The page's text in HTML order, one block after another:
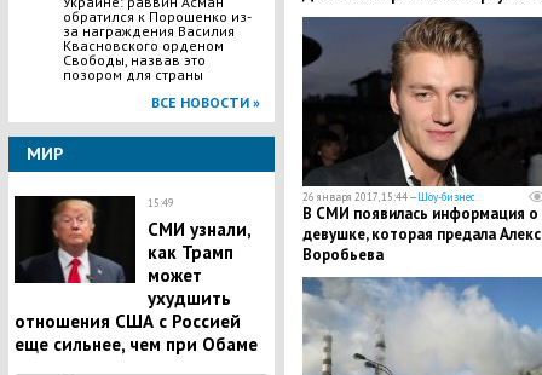
обратился к Порошенко из-
за награждения Василия
Квасновского орденом
Свободы, назвав это
позором для страны
ВСЕ НОВОСТИ »
МИР
15:49
СМИ узнали,
как Трамп
может
ухудшить
отношения США с Россией
еще сильнее, чем при Обаме
Украину
26 января 2017, 15:44 —Шоу-бизнес
В СМИ появилась информация о
девушке, которая предала
Воробьева